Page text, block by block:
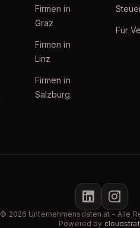
Firmen in
Graz
Firmen in
Linz
Firmen in
Salzburg
Für
© 2026 Unternehmensdaten.at - Alle
Powered by